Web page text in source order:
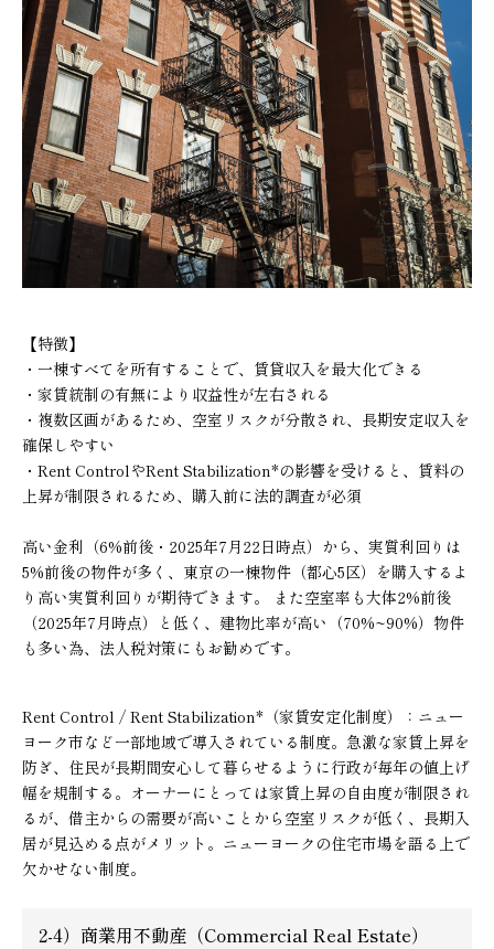
【特徴】
・一棟すべてを所有することで、賃貸収入を最大化できる
・家賃統制の有無により収益性が左右される
・複数区画があるため、空室リスクが分散され、長期安定収入を
確保しやすい
・Rent ControlやRent Stabilization*の影響を受けると、賃料の
上昇が制限されるため、購入前に法的調査が必須
高い金利（6%前後・2025年7月22日時点）から、実質利回りは
5%前後の物件が多く、東京の一棟物件（都心5区）を購入するよ
り高い実質利回りが期待できます。 また空室率も大体2%前後
（2025年7月時点）と低く、建物比率が高い（70%~90%）物件
も多い為、法人税対策にもお勧めです。
Rent Control / Rent Stabilization*（家賃安定化制度）：ニュー
ヨーク市など一部地域で導入されている制度。急激な家賃上昇を
防ぎ、住民が長期間安心して暮らせるように行政が毎年の値上げ
幅を規制する。オーナーにとっては家賃上昇の自由度が制限され
るが、借主からの需要が高いことから空室リスクが低く、長期入
居が見込める点がメリット。ニューヨークの住宅市場を語る上で
欠かせない制度。
2-4）商業用不動産（Commercial Real Estate）